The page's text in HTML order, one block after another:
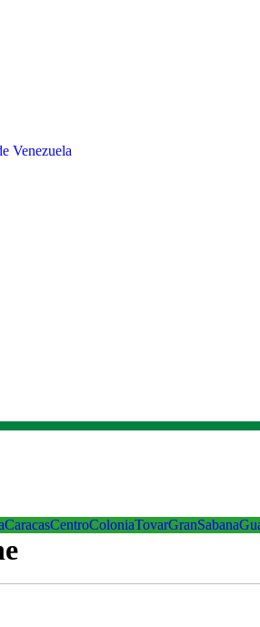
Venezuela
CaracasCentroColoniaTovarGranSabana